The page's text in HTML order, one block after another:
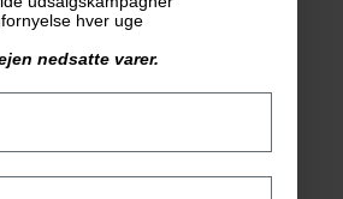
8220 Brabrand
Tlf. 33 11 19 07
CVR-nr. 30715349
hver uge
nedsatte varer.